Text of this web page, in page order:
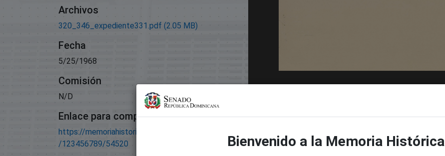
Archivos
320_346_expediente331.pdf (2.05 MB)
Fecha
5/25/1968
Comisión
N/D
Enlace para compartir este artículo
https://memoriahistorica.senadord.gob.do/handle
/123456789/54520
Bienvenido a la Memoria Histórica